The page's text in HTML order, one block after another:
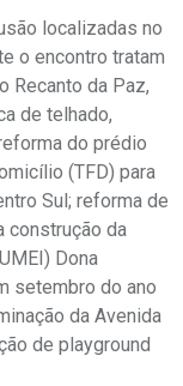
localizadas no
o encontro tratam
Recanto da Paz,
de telhado,
do prédio
(TFD) para
Sul; reforma de
construção da
Dona
setembro do ano
da Avenida
de playground